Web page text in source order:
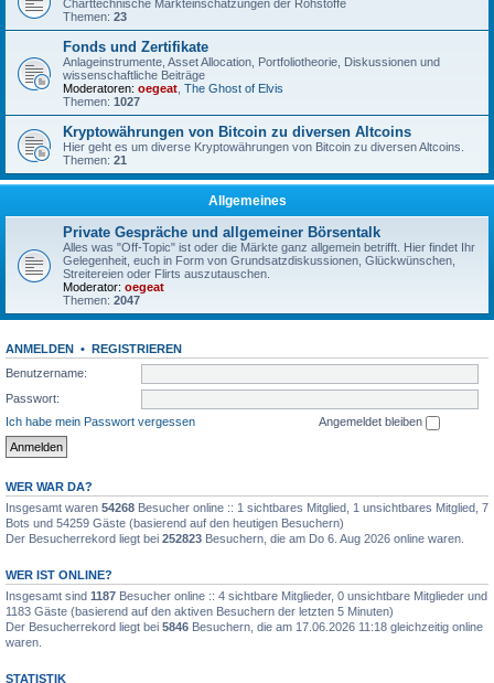
Charttechnische Markteinschätzungen der Rohstoffe
Themen: 23
Fonds und Zertifikate
Anlageinstrumente, Asset Allocation, Portfoliotheorie, Diskussionen und
wissenschaftliche Beiträge
Moderatoren: oegeat The Ghost of Elvis
Themen: 1027
Kryptowährungen von Bitcoin zu diversen Altcoins
Hier geht es um diverse Kryptowährungen von Bitcoin zu diversen Altcoins.
Themen: 21
Allgemeines
Private Gespräche und allgemeiner Börsentalk
Alles was "Off-Topic" ist oder die Märkte ganz allgemein betrifft. Hier findet Ihr
Gelegenheit, euch in Form von Grundsatzdiskussionen, Glückwünschen,
Streitereien oder Flirts auszutauschen.
Moderator: oegeat
Themen: 2047
ANMELDEN • REGISTRIEREN
Benutzername:
Passwort:
Ich habe mein Passwort vergessen
Angemeldet bleiben
WER WAR DA?
Insgesamt waren 54268 Besucher online :: 1 sichtbares Mitglied, 1 unsichtbares Mitglied, 7
Bots und 54259 Gäste (basierend auf den heutigen Besuchern)
Der Besucherrekord liegt bei 252823 Besuchern, die am Do 6. Aug 2026 online waren.
WER IST ONLINE?
Insgesamt sind 1187 Besucher online :: 4 sichtbare Mitglieder, 0 unsichtbare Mitglieder und
1183 Gäste (basierend auf den aktiven Besuchern der letzten 5 Minuten)
Der Besucherrekord liegt bei 5846 Besuchern, die am 17.06.2026 11:18 gleichzeitig online
waren.
STATISTIK